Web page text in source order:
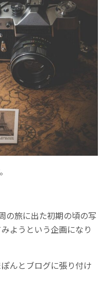
の旅に出た初期の頃の写
ようという企画になり
んとブログに張り付け